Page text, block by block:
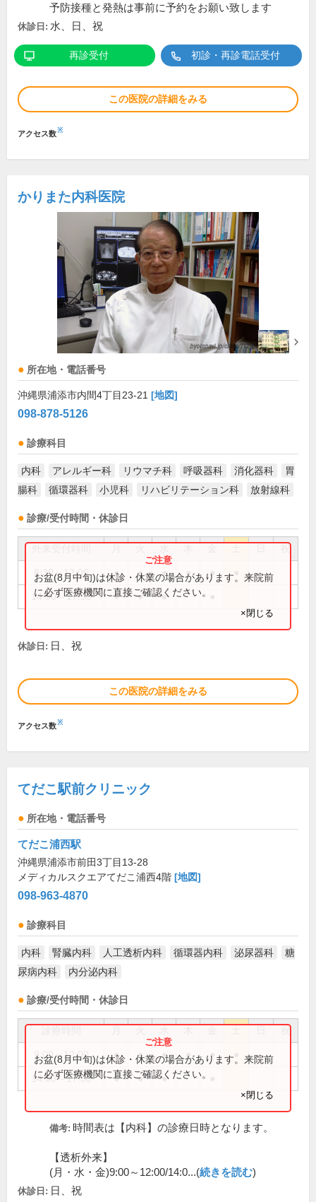
予防接種と発熱は事前に予約をお願い致します
休診日: 水、日、祝
再診受付 初診・再診電話受付
この医院の詳細をみる
アクセス数※
かりまた内科医院
所在地・電話番号
沖縄県浦添市内間4丁目23-21 [地図]
098-878-5126
診療科目
内科 アレルギー科 リウマチ科 呼吸器科 消化器科
胃
腸科
循環器科 小児科 リハビリテーション科 放射線科
診療/受付時間・休診日
祝
8:30～12:00 ● ● ● ● ●
14:00～17:30 ● ● ●
お盆(8月中旬)は休診・休業の場合があります。来院前
に必ず医療機関に直接ご確認ください。
×閉じる
休診日: 日、祝
この医院の詳細をみる
アクセス数※
てだこ駅前クリニック
所在地・電話番号
てだこ浦西駅
沖縄県浦添市前田3丁目13-28
メディカルスクエアてだこ浦西4階 [地図]
098-963-4870
診療科目
内科 腎臓内科 人工透析内科 循環器内科 泌尿器科
糖
尿病内科
内分泌内科
診療/受付時間・休診日
祝
9:00～12:00 ● ● ● ● ●
14:00～17:30 ● ● ●
お盆(8月中旬)は休診・休業の場合があります。来院前
に必ず医療機関に直接ご確認ください。
×閉じる
備考: 時間表は【内科】の診療日時となります。
【透析外来】
(月・水・金)9:00～12:00/14:0...(続きを読む)
休診日: 日、祝